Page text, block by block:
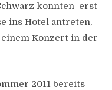
konnten erst
ins Hotel antreten,
einem Konzert in der
2011 bereits